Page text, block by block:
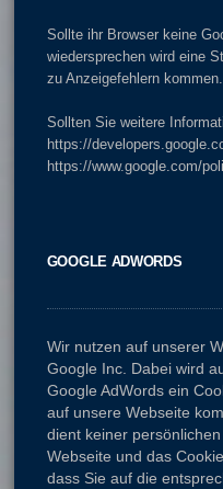
Sollte ihr Browser keine
wiedersprechen wird eine
zu Anzeigefehlern kommen.
Sollten Sie weitere
https://
https://www.google.com/
GOOGLE ADWORDS
Wir nutzen auf unserer
Google Inc. Dabei wird
Google AdWords ein
auf unsere Webseite
dient keiner
Webseite und das
dass Sie auf die